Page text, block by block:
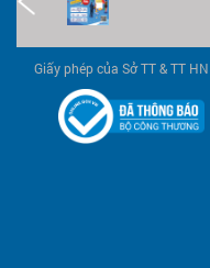
Giấy phép của Sở TT & TT